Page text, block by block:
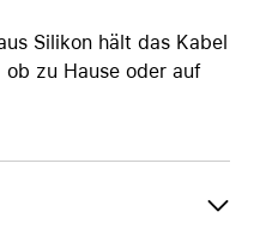
Silikon hält das Kabel
zu Hause oder auf